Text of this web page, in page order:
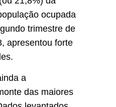
ocupada
trimestre de
apresentou forte
a
das maiores